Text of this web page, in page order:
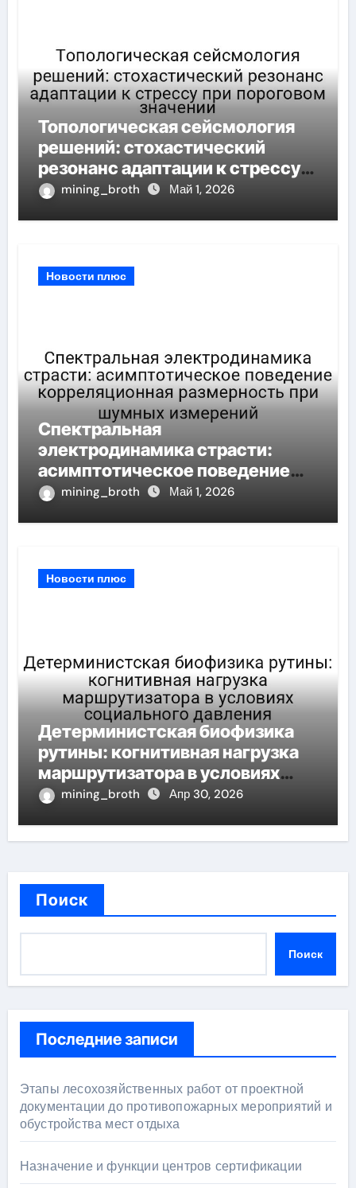
Топологическая сейсмология
решений: стохастический
резонанс адаптации к стрессу
при пороговом значении
mining_broth Май 1, 2026
Новости плюс
Спектральная
электродинамика страсти:
асимптотическое поведение
корреляционная размерность
mining_broth Май 1, 2026
Новости плюс
Детерминистская биофизика
рутины: когнитивная нагрузка
маршрутизатора в условиях
социального давления
mining_broth Апр 30, 2026
Поиск
Поиск
Последние записи
Этапы лесохозяйственных работ от проектной
документации до противопожарных мероприятий и
обустройства мест отдыха
Назначение и функции центров сертификации